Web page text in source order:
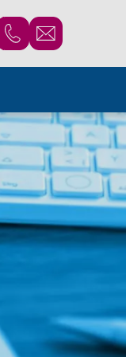
07821 / 92 37 68 - 0